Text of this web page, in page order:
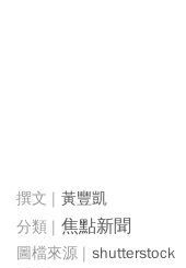
黃豐凱
焦點新聞
shutterstock